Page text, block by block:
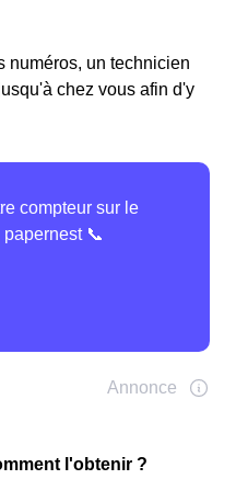
numéros, un technicien
chez vous afin d'y
l'obtenir ?